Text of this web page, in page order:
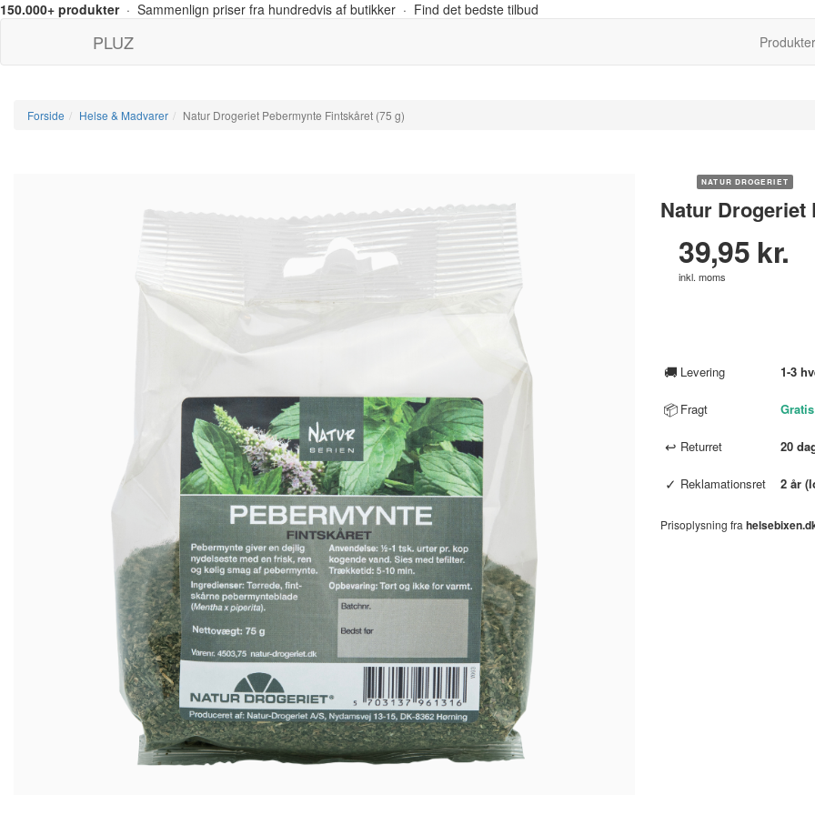
150.000+ produkter· Sammenlign priser fra hundredvis af butikker · Find det bedste tilbud
PLUZ Produkter
Forside Helse & Madvarer Natur Drogeriet Pebermynte Fintskåret (75 g)
NATUR DROGERIET
Natur Drogeriet
39,95 kr.
inkl. moms
🚚 Levering 1-3
📦 Fragt Gratis
↩ Returret 20
✓ Reklamationsret 2 år
Prisoplysning fra